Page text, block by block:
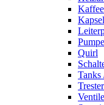
Pumpe
Quirl
Tanks